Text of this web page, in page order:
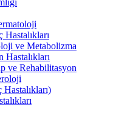
ve Metabolizma
Hastalıkları
ve Rehabilitasyon